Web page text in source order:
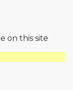
on this site